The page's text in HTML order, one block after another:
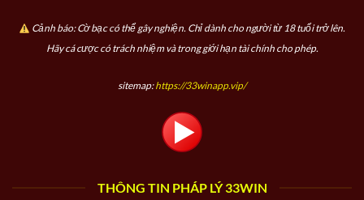
Cảnh báo: Cờ bạc có thể gây nghiện. Chỉ dành cho người từ 18 tuổi trở lên.
Hãy cá cược có trách nhiệm và trong giới hạn tài chính cho phép.
sitemap:https://33winapp.vip/
THÔNG TIN PHÁP LÝ 33WIN